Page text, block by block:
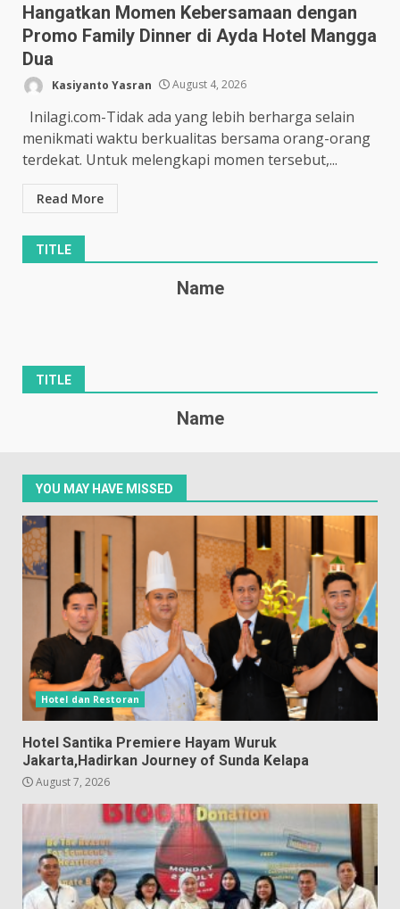
Hangatkan Momen Kebersamaan dengan
Promo Family Dinner di Ayda Hotel Mangga
Dua
Kasiyanto Yasran August 4, 2026
Inilagi.com-Tidak ada yang lebih berharga selain
menikmati waktu berkualitas bersama orang-orang
terdekat. Untuk melengkapi momen tersebut,...
Read More
TITLE
Name
TITLE
Name
YOU MAY HAVE MISSED
Hotel dan Restoran
Hotel Santika Premiere Hayam Wuruk
Jakarta,Hadirkan Journey of Sunda Kelapa
August 7, 2026